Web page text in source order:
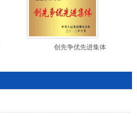
创先争优先进集体